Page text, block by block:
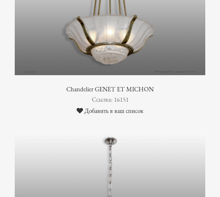
Chandelier GENET ET MICHON
Ссылка: 16151
Добавить в ваш список